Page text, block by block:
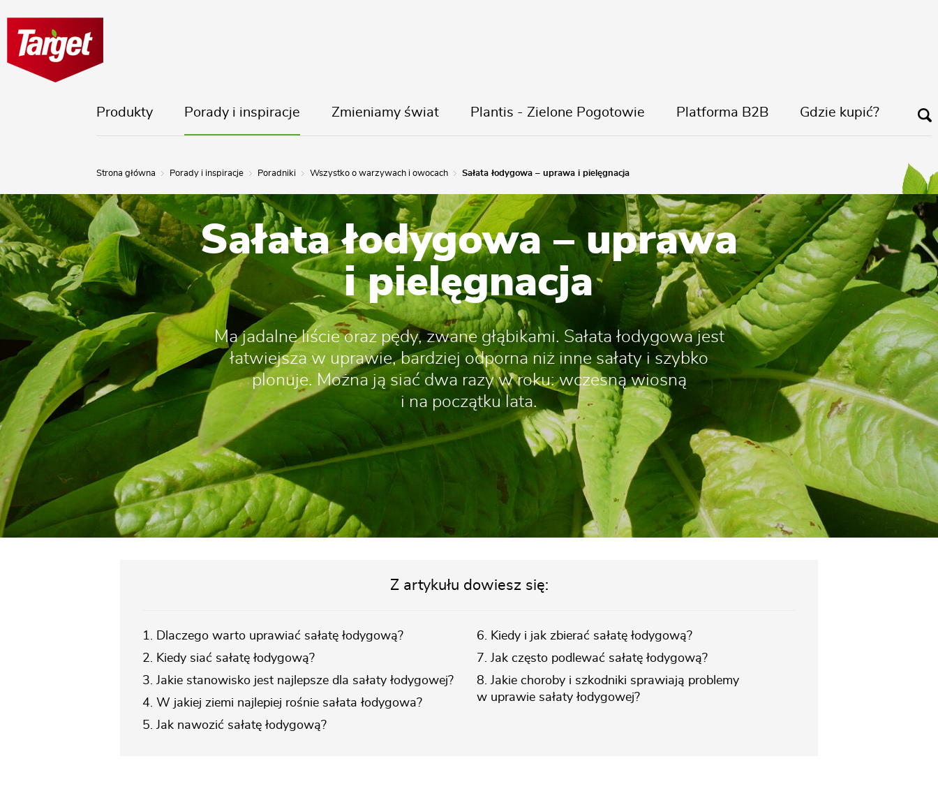
Produkty Porady i inspiracje Zmieniamy świat Plantis - Zielone Pogotowie Platforma B2B Gdzie kupić?
Strona główna Porady i inspiracje Poradniki Wszystko o warzywach i owocach Sałata łodygowa – uprawa i pielęgnacja
Sałata łodygowa – uprawa
i pielęgnacja
Ma jadalne liście oraz pędy, zwane głąbikami. Sałata łodygowa jest
łatwiejsza w uprawie, bardziej odporna niż inne sałaty i szybko
plonuje. Można ją siać dwa razy w roku: wczesną wiosną
i na początku lata.
Z artykułu dowiesz się:
1. Dlaczego warto uprawiać sałatę łodygową?
2. Kiedy siać sałatę łodygową?
3. Jakie stanowisko jest najlepsze dla sałaty łodygowej?
4. W jakiej ziemi najlepiej rośnie sałata łodygowa?
5. Jak nawozić sałatę łodygową?
6. Kiedy i jak zbierać sałatę łodygową?
7. Jak często podlewać sałatę łodygową?
8. Jakie choroby i szkodniki sprawiają problemy
w uprawie sałaty łodygowej?